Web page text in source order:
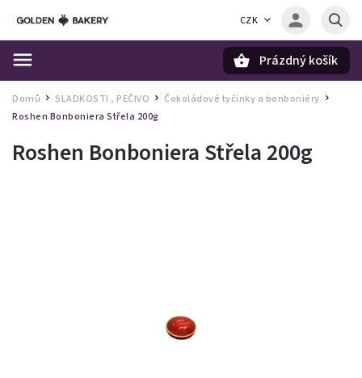
CZK
Prázdný košík
Domů / SLADKOSTI , PEČIVO / Čokoládové tyčinky a bonboniéry
Roshen Bonboniera Střela 200g
Roshen Bonboniera Střela 200g